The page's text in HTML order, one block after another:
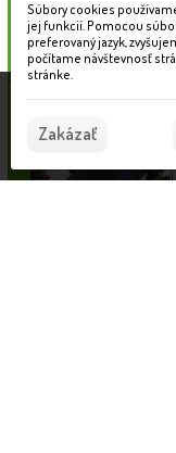
Táto stránka používa
pomáhajú poskytovať
služieb vyjadrujete
Súbory cookies
jej funkcií. Pomocou
preferovaný jazyk,
počítame návštevnosť
stránke.
Zakázať